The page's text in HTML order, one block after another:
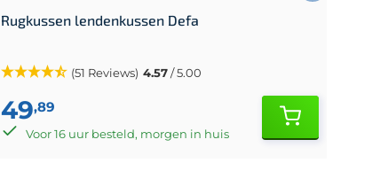
Rugkussen lendenkussen Defa
(51 Reviews) 4.57/ 5.00
49,89
Voor 16 uur besteld, morgen in huis